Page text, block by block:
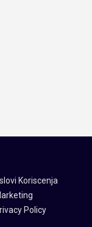
Koriscenja
Policy